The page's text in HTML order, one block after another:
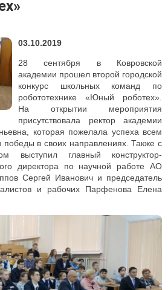
03.10.2019
28 сентября в Ковровской
академии прошел второй городской
конкурс школьных команд по
робототехнике «Юный роботех».
На открытии мероприятия
присутствовала ректор академии
которая пожелала успеха всем
победы в своих направлениях. Также с
выступил главный конструктор-
директора по научной работе АО
Сергей Иванович и председатель
и рабочих Парфенова Елена